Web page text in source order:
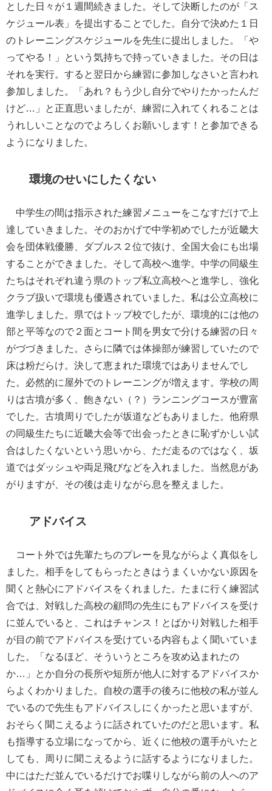
とした日々が１週間続きました。そして決断したのが「ス
ケジュール表」を提出することでした。自分で決めた１日
のトレーニングスケジュールを先生に提出しました。「や
ってやる！」という気持ちで持っていきました。その日は
それを実行。すると翌日から練習に参加しなさいと言われ
参加しました。「あれ？もう少し自分でやりたかったんだ
けど…」と正直思いましたが、練習に入れてくれることは
うれしいことなのでよろしくお願いします！と参加できる
ようになりました。
環境のせいにしたくない
中学生の間は指示された練習メニューをこなすだけで上
達していきました。そのおかげで中学初めでしたが近畿大
会を団体戦優勝、ダブルス２位で抜け、全国大会にも出場
することができました。そして高校へ進学。中学の同級生
たちはそれぞれ違う県のトップ私立高校へと進学し、強化
クラブ扱いで環境も優遇されていました。私は公立高校に
進学しました。県ではトップ校でしたが、環境的には他の
部と平等なので２面とコート間を男女で分ける練習の日々
がづづきました。さらに隣では体操部が練習していたので
床は粉だらけ。決して恵まれた環境ではありませんでし
た。必然的に屋外でのトレーニングが増えます。学校の周
りは古墳が多く、飽きない（？）ランニングコースが豊富
でした。古墳周りでしたが坂道などもありました。他府県
の同級生たちに近畿大会等で出会ったときに恥ずかしい試
合はしたくないという思いから、ただ走るのではなく、坂
道ではダッシュや両足飛びなどを入れました。当然息があ
がりますが、その後は走りながら息を整えました。
アドバイス
コート外では先輩たちのプレーを見ながらよく真似をし
ました。相手をしてもらったときはうまくいかない原因を
聞くと熱心にアドバイスをくれました。たまに行く練習試
合では、対戦した高校の顧問の先生にもアドバイスを受け
に並んでいると、これはチャンス！とばかり対戦した相手
が目の前でアドバイスを受けている内容もよく聞いていま
した。「なるほど、そういうところを攻め込まれたの
か…」とか自分の長所や短所が他人に対するアドバイスか
らよくわかりました。自校の選手の後ろに他校の私が並ん
でいるので先生もアドバイスしにくかったと思いますが、
おそらく聞こえるように話されていたのだと思います。私
も指導する立場になってから、近くに他校の選手がいたと
しても、周りに聞こえるように話するようになりました。
中にはただ並んでいるだけでお喋りしながら前の人へのア